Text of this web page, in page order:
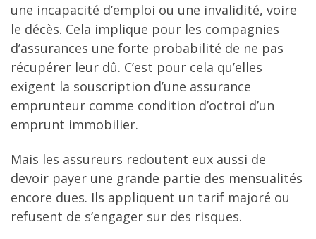
une incapacité d’emploi ou une invalidité, voire
le décès. Cela implique pour les compagnies
d’assurances une forte probabilité de ne pas
récupérer leur dû. C’est pour cela qu’elles
exigent la souscription d’une assurance
emprunteur comme condition d’octroi d’un
emprunt immobilier.
Mais les assureurs redoutent eux aussi de
devoir payer une grande partie des mensualités
encore dues. Ils appliquent un tarif majoré ou
refusent de s’engager sur des risques.